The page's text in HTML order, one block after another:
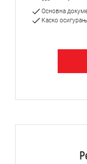
Основна
Каско